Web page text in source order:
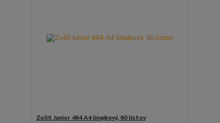
Zošit Junior 464 A4 linajkový, 60 listov